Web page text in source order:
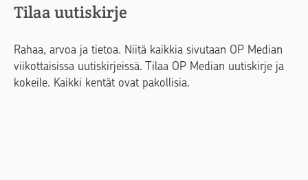
Tilaa uutiskirje
Rahaa, arvoa ja tietoa. Niitä kaikkia sivutaan OP Median
viikottaisissa uutiskirjeissä. Tilaa OP Median uutiskirje ja
kokeile. Kaikki kentät ovat pakollisia.